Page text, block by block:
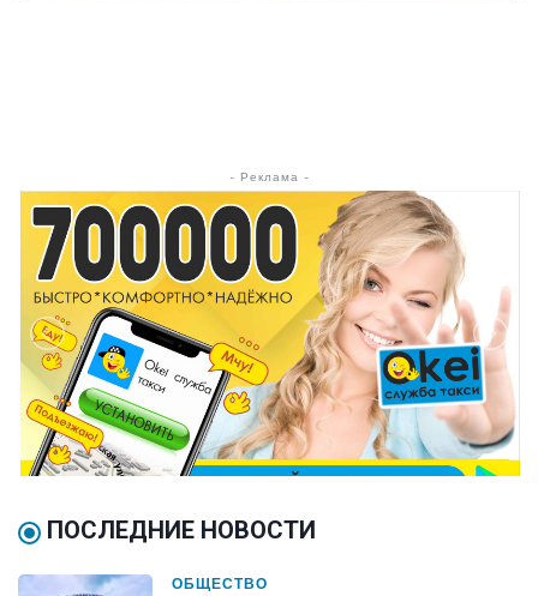
- Реклама -
ПОСЛЕДНИЕ НОВОСТИ
ОБЩЕСТВО